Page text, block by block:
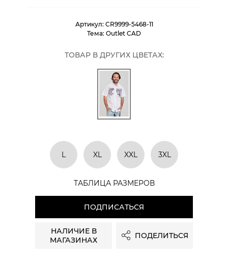
Артикул: CR9999-5468-11
Тема: Outlet CAD
ТОВАР В ДРУГИХ ЦВЕТАХ:
L XL XXL 3XL
ТАБЛИЦА РАЗМЕРОВ
ПОДПИСАТЬСЯ
НАЛИЧИЕ В
МАГАЗИНАХ
ПОДЕЛИТЬСЯ